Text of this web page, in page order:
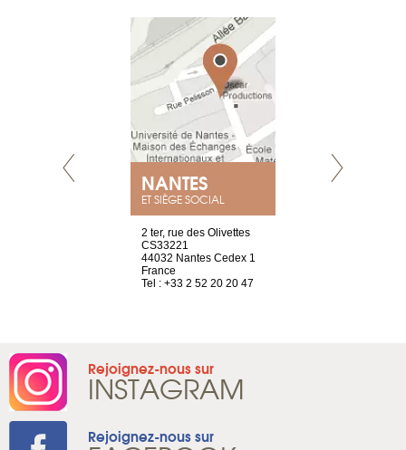
NANTES
ET SIÈGE SOCIAL
2 ter, rue des Olivettes
CS33221
44032 Nantes Cedex 1
France
Tel : +33 2 52 20 20 47
Rejoignez-nous sur
INSTAGRAM
Rejoignez-nous sur